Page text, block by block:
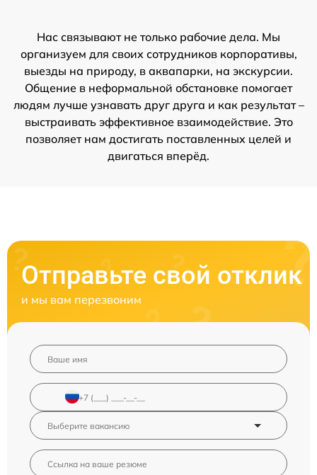
Нас связывают не только рабочие дела. Мы
организуем для своих сотрудников корпоративы,
выезды на природу, в аквапарки, на экскурсии.
Общение в неформальной обстановке помогает
людям лучше узнавать друг друга и как результат –
выстраивать эффективное взаимодействие. Это
позволяет нам достигать поставленных целей и
двигаться вперёд.
Отправьте свой отклик
и мы вам перезвоним